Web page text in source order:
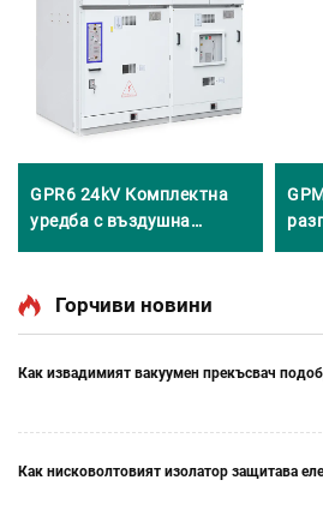
GPR6 24kV Комплектна
уредба с въздушна
Горчиви новини
Как извадимият вакуумен прекъсвач
Как нисковолтовият изолатор защитава